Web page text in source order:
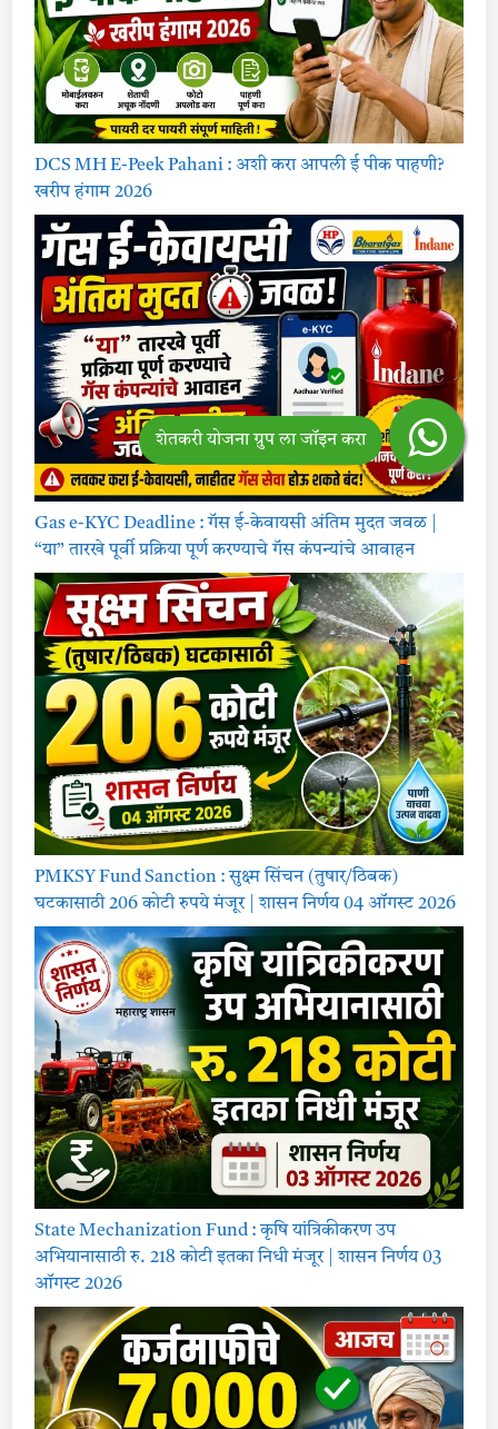
DCS MH E-Peek Pahani : अशी करा आपली ई पीक पाहणी?
खरीप हंगाम 2026
Gas e-KYC Deadline : गॅस ई-केवायसी अंतिम मुदत जवळ |
“या” तारखे पूर्वी प्रक्रिया पूर्ण करण्याचे गॅस कंपन्यांचे आवाहन
PMKSY Fund Sanction : सुक्ष्म सिंचन (तुषार/ठिबक)
घटकासाठी 206 कोटी रुपये मंजूर | शासन निर्णय 04 ऑगस्ट 2026
State Mechanization Fund : कृषि यांत्रिकीकरण उप
अभियानासाठी रु. 218 कोटी इतका निधी मंजूर | शासन निर्णय 03
ऑगस्ट 2026